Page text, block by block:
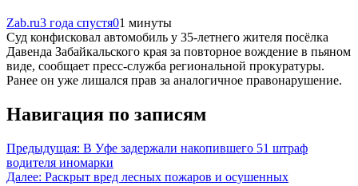
Zab.ru3 года спустя01 минуты
Суд конфисковал автомобиль у 35-летнего жителя посёлка
Давенда Забайкальского края за повторное вождение в пьяном
виде, сообщает пресс-служба региональной прокуратуры.
Ранее он уже лишался прав за аналогичное правонарушение.
Навигация по записям
Предыдущая: В Уфе задержали накопившего 51 штраф
водителя иномарки
Далее: Раскрыт вред лесных пожаров и осушенных